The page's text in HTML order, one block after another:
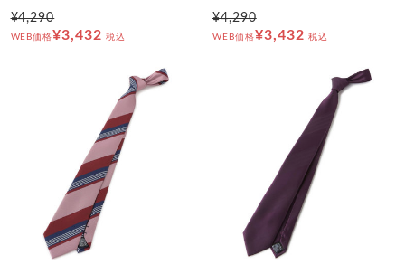
¥4,290
WEB価格¥3,432 税込
¥4,290
WEB価格¥3,432 税込